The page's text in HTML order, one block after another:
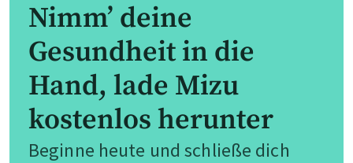
Nimm’ deine
Gesundheit in die
Hand, lade Mizu
kostenlos herunter
Beginne heute und schließe dich